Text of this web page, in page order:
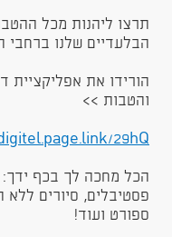
תרצו ליהנות מכל
הבלעדיים שלנו ברחבי
הורידו את אפליקציית
והטבות >>
29hQ​
הכל מחכה לך בכף ידך:
פסטיבלים, סיורים ללא
ספורט ועוד!​